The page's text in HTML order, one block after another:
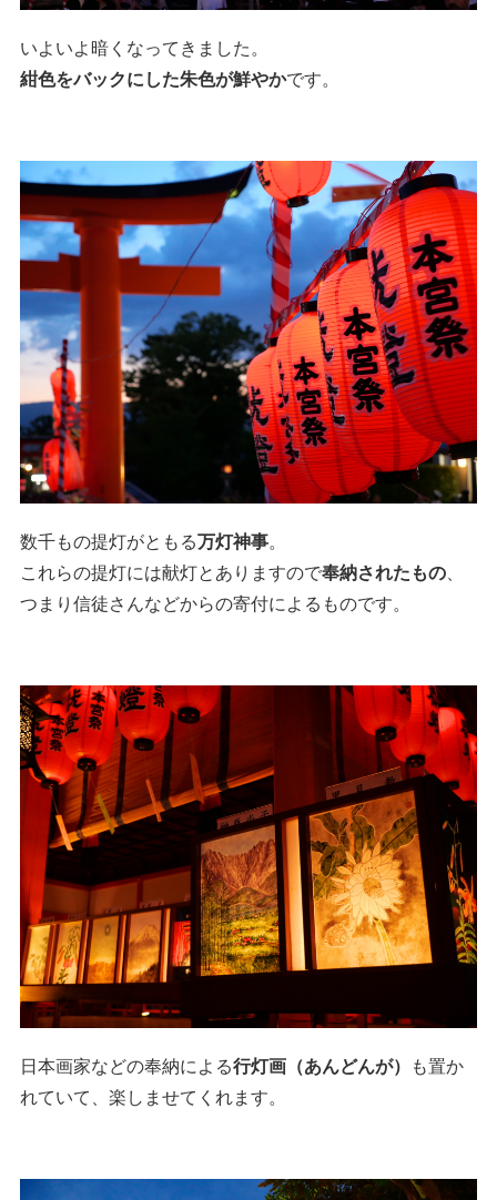
いよいよ暗くなってきました。
紺色をバックにした朱色が鮮やかです。
数千もの提灯がともる万灯神事。
これらの提灯には献灯とありますので奉納されたもの
つまり信徒さんなどからの寄付によるものです。
日本画家などの奉納による行灯画（あんどんが） も置か
れていて、楽しませてくれます。